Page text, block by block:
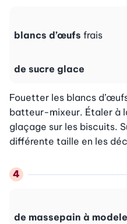
blancs d’œufs frais
de sucre glace
Fouetter les blancs
batteur-mixeur. Étaler à
glaçage sur les biscuits.
différente taille en les
de massepain à